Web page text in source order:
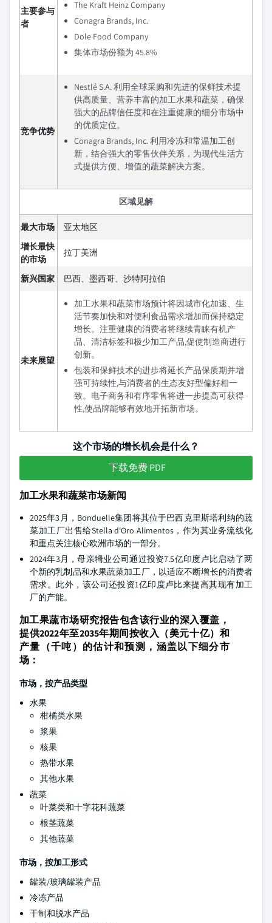
主要参与
者
The Kraft Heinz Company
Conagra Brands, Inc.
Dole Food Company
集体市场份额为 45.8%
竞争优势
Nestlé S.A. 利用全球采购和先进的保鲜技术提
供高质量、营养丰富的加工水果和蔬菜，确保
强大的品牌信任度和在注重健康的细分市场中
的优质定位。
Conagra Brands, Inc. 利用冷冻和常温加工创
新，结合强大的零售伙伴关系，为现代生活方
式提供方便、增值的蔬菜解决方案。
区域见解
最大市场
亚太地区
增长最快
的市场
拉丁美洲
新兴国家 巴西、墨西哥、沙特阿拉伯
未来展望
加工水果和蔬菜市场预计将因城市化加速、生
活节奏加快和对便利食品需求增加而保持稳定
增长。注重健康的消费者将继续青睐有机产
品、清洁标签和极少加工产品,促使制造商进行
创新。
包装和保鲜技术的进步将延长产品保质期并增
强可持续性,与消费者的生态友好型偏好相一
致。电子商务和有序零售将进一步提高可获得
性,使品牌能够有效地开拓新市场。
这个市场的增长机会是什么？
下载免费 PDF
加工水果和蔬菜市场新闻
2025年3月，Bonduelle集团将其位于巴西克里斯塔利纳的蔬
菜加工厂出售给Stella d'Oro Alimentos，作为其业务流线化
和重点关注核心欧洲市场的一部分。
2024年3月，母亲牳业公司通过投资7.5亿印度卢比启动了两
个新的乳制品和水果蔬菜加工厂，以适应不断增长的消费者
需求。此外，该公司还投资1亿印度卢比来提高其现有加工
厂的产能。
加工果蔬市场研究报告包含该行业的深入覆盖，
提供2022年至2035年期间按收入（美元十亿）和
产量（千吨）的估计和预测，涵盖以下细分市
场：
市场，按产品类型
水果
柑橘类水果
浆果
核果
热带水果
其他水果
蔬菜
叶菜类和十字花科蔬菜
根茎蔬菜
其他蔬菜
市场，按加工形式
罐装/玻璃罐装产品
冷冻产品
干制和脱水产品